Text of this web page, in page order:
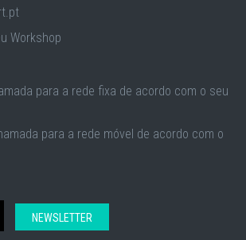
Workshop
para a rede fixa de acordo com o seu
para a rede móvel de acordo com o
NEWSLETTER